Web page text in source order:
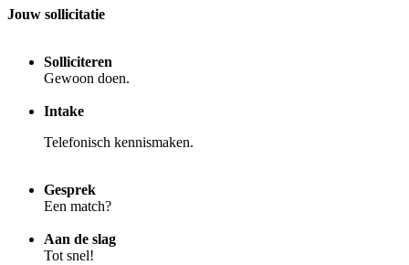
Jouw sollicitatie
Solliciteren
Gewoon doen.
Intake
Telefonisch kennismaken.
Gesprek
Een match?
Aan de slag
Tot snel!